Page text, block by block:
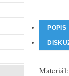
POPIS
Materiál: